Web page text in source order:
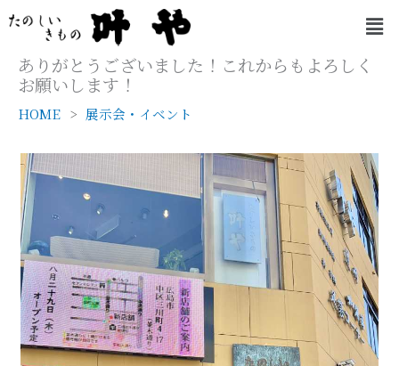
容
メ
ニ
ュ
ー
ありがとうございました！これからもよろしく
お願いします！
HOME 展示会・イベント